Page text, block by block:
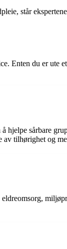
står
Enten du er ute
hjelpe sårbare
tilhørighet og